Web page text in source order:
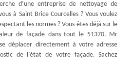
d’une entreprise de nettoyage de
à Saint Brice Courcelles ? Vous voulez
les normes ? Vous êtes déjà sur le
de façade dans tout le 51370. Mr
déplacer directement à votre adresse
de l’état de votre façade. Sachez